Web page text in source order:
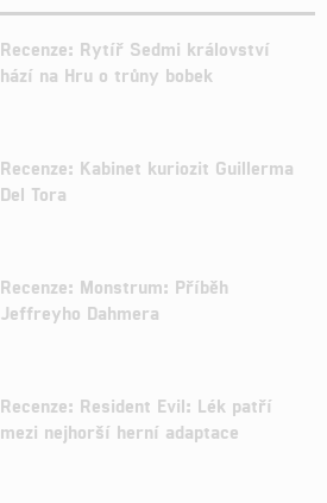
Recenze: Rytíř Sedmi království
hází na Hru o trůny bobek
Recenze: Kabinet kuriozit Guillerma
Del Tora
Recenze: Monstrum: Příběh
Jeffreyho Dahmera
Recenze: Resident Evil: Lék patří
mezi nejhorší herní adaptace